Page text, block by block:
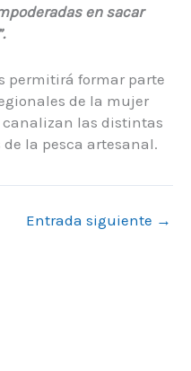
en sacar
permitirá formar parte
de la mujer
canalizan las distintas
la pesca artesanal.
Entrada siguiente →